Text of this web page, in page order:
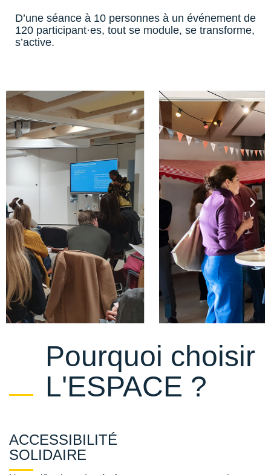
D’une séance à 10 personnes à un événement de
120 participant·es, tout se module, se transforme,
s’active.
Pourquoi choisir
L'ESPACE ?
ACCESSIBILITÉ
SOLIDAIRE